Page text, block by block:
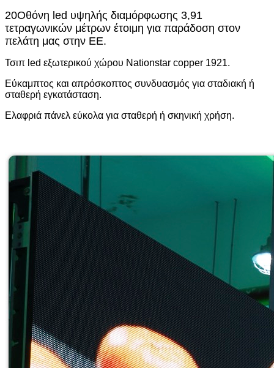
20Οθόνη led υψηλής διαμόρφωσης 3,91
τετραγωνικών μέτρων έτοιμη για παράδοση στον
πελάτη μας στην ΕΕ.
Τσιπ led εξωτερικού χώρου Nationstar copper 1921.
Εύκαμπτος και απρόσκοπτος συνδυασμός για σταδιακή ή
σταθερή εγκατάσταση.
Ελαφριά πάνελ εύκολα για σταθερή ή σκηνική χρήση.